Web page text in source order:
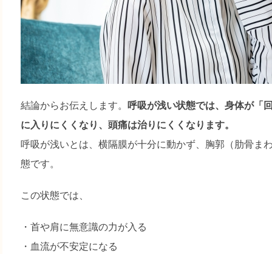
結論からお伝えします。呼吸が浅い状態では、身体が「
に入りにくくなり、頭痛は治りにくくなります。
呼吸が浅いとは、横隔膜が十分に動かず、胸郭（肋骨ま
態です。
この状態では、
・首や肩に無意識の力が入る
・血流が不安定になる